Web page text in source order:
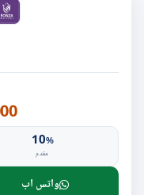
10%
مقدم
واتس اب